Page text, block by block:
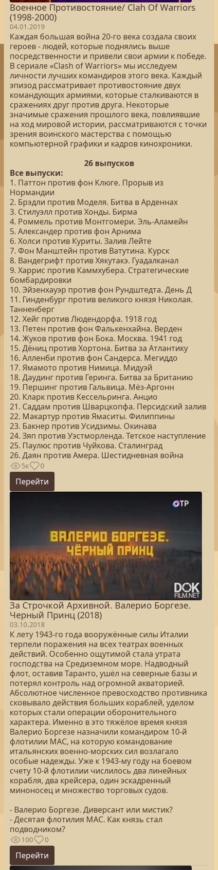
Военное Противостояние/ Clah Of Warriors
(1998-2000)
04.01.2019
Каждая большая война 20-го века создала своих
героев - людей, которые поднялись выше
посредственности и привели свои армии к победе.
В сериале «Clash of Warriors» мы исследуем
личности лучших командиров этого века. Каждый
эпизод рассматривает противостояние двух
командующих армиями, которые сталкиваются в
сражениях друг против друга. Некоторые
значимые сражения прошлого века, повлиявшие
на ход мировой истории, рассматриваются с точки
зрения воинского мастерства с помощью
компьютерной графики и кадров кинохроники.
26 выпусков
Все выпуски:
1. Паттон против фон Клюге. Прорыв из
Нормандии
2. Брэдли против Моделя. Битва в Арденнах
3. Стилуэлл против Хонды. Бирма
4. Роммель против Монтгомери. Эль-Аламейн
5. Александер против фон Арнима
6. Холси против Куриты. Залив Лейте
7. Фон Манштейн против Ватутина. Курск
8. Вандегрифт против Хякутакэ. Гуадалканал
9. Харрис против Каммхубера. Стратегические
бомбардировки
10. Эйзенхауэр против фон Рундштедта. День Д
11. Гинденбург против великого князя Николая.
Танненберг
12. Хейг против Людендорфа. 1918 год
13. Петен против фон Фалькенхайна. Верден
14. Жуков против фон Бока. Москва. 1941 год
15. Дёниц против Хортона. Битва за Атлантику
16. Алленби против фон Сандерса. Мегиддо
17. Ямамото против Нимица. Мидуэй
18. Даудинг против Геринга. Битва за Британию
19. Першинг против Гальвица. Мёз-Аргонн
20. Кларк против Кессельринга. Анцио
21. Саддам против Шварцкопфа. Персидский залив
22. Макартур против Ямаситы. Филиппины
23. Бакнер против Усидзимы. Окинава
24. Зяп против Уэстморленда. Тетское наступление
25. Паулюс против Чуйкова. Сталинград
26. Даян против Амера. Шестидневная война
5к 0
Перейти
За Строчкой Архивной. Валерио Боргезе.
Черный Принц (2018)
03.10.2018
К лету 1943-го года вооружённые силы Италии
терпели поражения на всех театрах военных
действий. Особенно ощутимой стала утрата
господства на Средиземном море. Надводный
флот, оставив Таранто, ушёл на северные базы и
потерял контроль над огромной акваторией.
Абсолютное численное превосходство противника
сковывало действия больших кораблей, уделом
которых стали операции оборонительного
характера. Именно в это тяжёлое время князя
Валерио Боргезе назначили командиром 10-й
флотилии МАС, на которую командование
итальянских военно-морских сил возлагало
особые надежды. Уже к 1943-му году на боевом
счету 10-й флотилии числилось два линейных
корабля, два крейсера, один эскадренный
миноносец и множество торговых судов.
- Валерио Боргезе. Диверсант или мистик?
- Десятая флотилия МАС. Как князь стал
подводником?
100 0
Перейти